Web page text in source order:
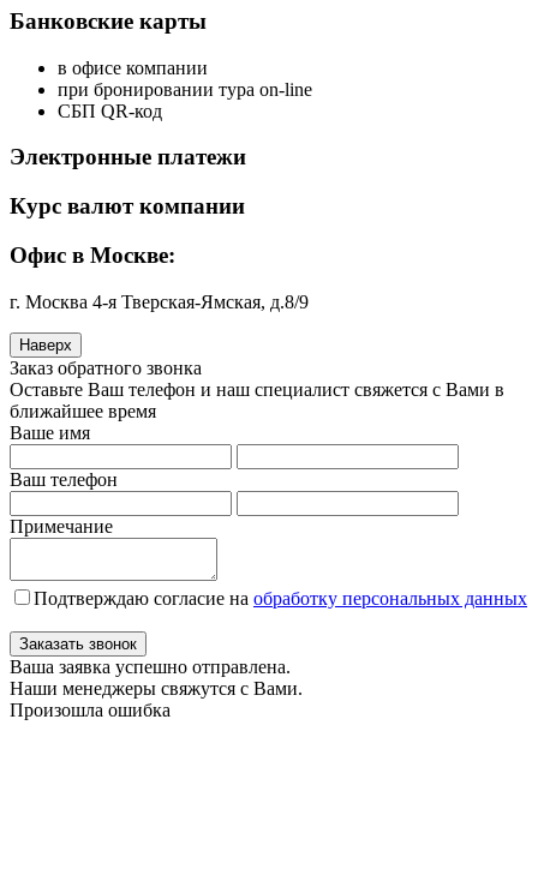
Банковские карты
в офисе компании
при бронировании тура on-line
СБП QR-код
Электронные платежи
Курс валют компании
Офис в Москве:
г. Москва 4-я Тверская-Ямская, д.8/9
Наверх
Заказ обратного звонка
Оставьте Ваш телефон и наш специалист свяжется с Вами в
ближайшее время
Ваше имя
Ваш телефон
Примечание
Подтверждаю согласие на обработку персональных данных
Заказать звонок
Ваша заявка успешно отправлена.
Наши менеджеры свяжутся с Вами.
Произошла ошибка